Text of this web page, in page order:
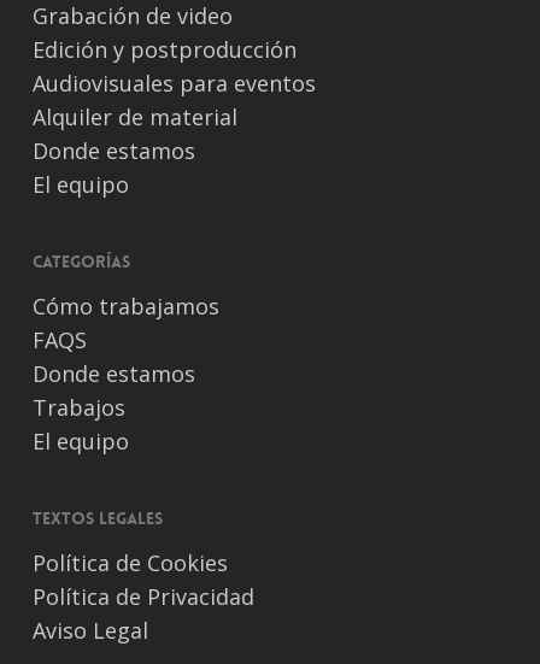
Grabación de video
Edición y postproducción
Audiovisuales para eventos
Alquiler de material
Donde estamos
El equipo
Categorías
Cómo trabajamos
FAQS
Donde estamos
Trabajos
El equipo
Textos legales
Política de Cookies
Política de Privacidad
Aviso Legal